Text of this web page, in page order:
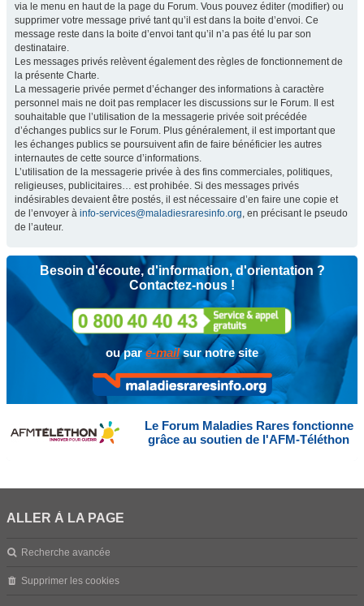
via le menu en haut de la page du Forum. Vous pouvez éditer (modifier) ou
supprimer votre message privé tant qu’il est dans la boite d’envoi. Ce
message reste dans la boite d’envoi tant qu’il n’a pas été lu par son
destinataire.
Les messages privés relèvent également des règles de fonctionnement de
la présente Charte.
La messagerie privée permet d’échanger des informations à caractère
personnel mais ne doit pas remplacer les discussions sur le Forum. Il est
souhaitable que l’utilisation de la messagerie privée soit précédée
d’échanges publics sur le Forum. Plus généralement, il est important que
les échanges publics se poursuivent afin de faire bénéficier les autres
internautes de cette source d’informations.
L’utilisation de la messagerie privée à des fins commerciales, politiques,
religieuses, publicitaires… est prohibée. Si des messages privés
indésirables devaient être postés, il est nécessaire d’en faire une copie et
de l’envoyer à info-services@maladiesraresinfo.org, en précisant le pseudo
de l’auteur.
Besoin d'écoute, d'information, d'orientation ?
Contactez-nous !
ou pare-mailsur notre site
Le Forum Maladies Rares fonctionne
grâce au soutien de l'AFM-Téléthon
ALLER À LA PAGE
Recherche avancée
Supprimer les cookies